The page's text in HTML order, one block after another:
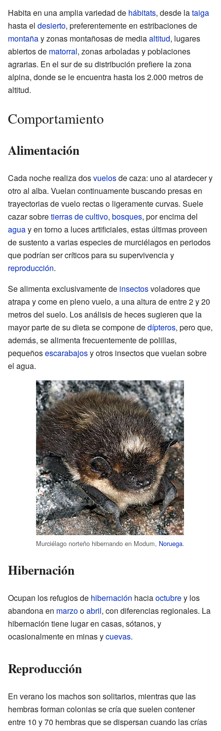
Habita en una amplia variedad de hábitats, desde lataiga
hasta el desierto, preferentemente en estribaciones de
montañay zonas montañosas de mediaaltitud, lugares
abiertos de matorral, zonas arboladas y poblaciones
agrarias. En el sur de su distribución prefiere la zona
alpina, donde se le encuentra hasta los 2.000 metros de
altitud.
Comportamiento
Alimentación
Cada noche realiza dosvuelosde caza: uno al atardecer y
otro al alba. Vuelan continuamente buscando presas en
trayectorias de vuelo rectas o ligeramente curvas. Suele
cazar sobretierras de cultivo, bosques, por encima del
aguay en torno a luces artificiales, estas últimas proveen
de sustento a varias especies de murciélagos en periodos
que podrían ser críticos para su supervivencia y
reproducción.
Se alimenta exclusivamente de insectosvoladores que
atrapa y come en pleno vuelo, a una altura de entre 2 y 20
metros del suelo. Los análisis de heces sugieren que la
mayor parte de su dieta se compone dedípteros, pero que,
además, se alimenta frecuentemente de polillas,
pequeñosescarabajosy otros insectos que vuelan sobre
el agua.
Murciélago norteño hibernando en Modum, Noruega.
Hibernación
Ocupan los refugios de hibernación haciaoctubrey los
abandona en marzooabril, con diferencias regionales. La
hibernación tiene lugar en casas, sótanos, y
ocasionalmente en minas ycuevas.
Reproducción
En verano los machos son solitarios, mientras que las
hembras forman colonias se cría que suelen contener
entre 10 y 70 hembras que se dispersan cuando las crías